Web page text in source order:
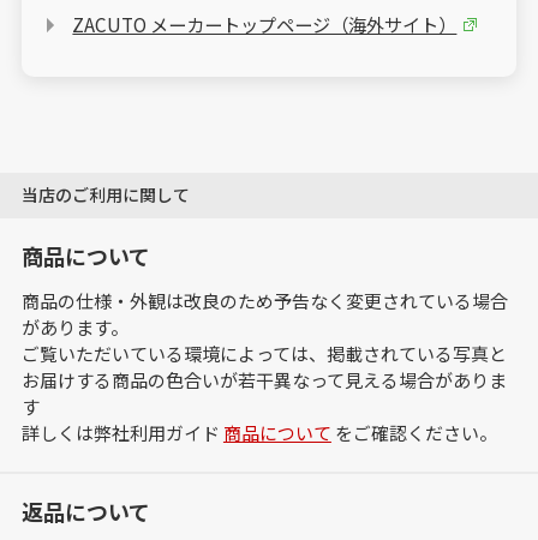
ZACUTO メーカートップページ（海外サイト）
当店のご利用に関して
商品について
商品の仕様・外観は改良のため予告なく変更されている場合
があります。
ご覧いただいている環境によっては、掲載されている写真と
お届けする商品の色合いが若干異なって見える場合がありま
す
詳しくは弊社利用ガイド 商品について をご確認ください。
返品について